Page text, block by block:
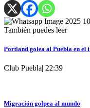
También puedes leer
Portland golea al Puebla en el
Club Puebla| 22:39
Migración golpea al mundo